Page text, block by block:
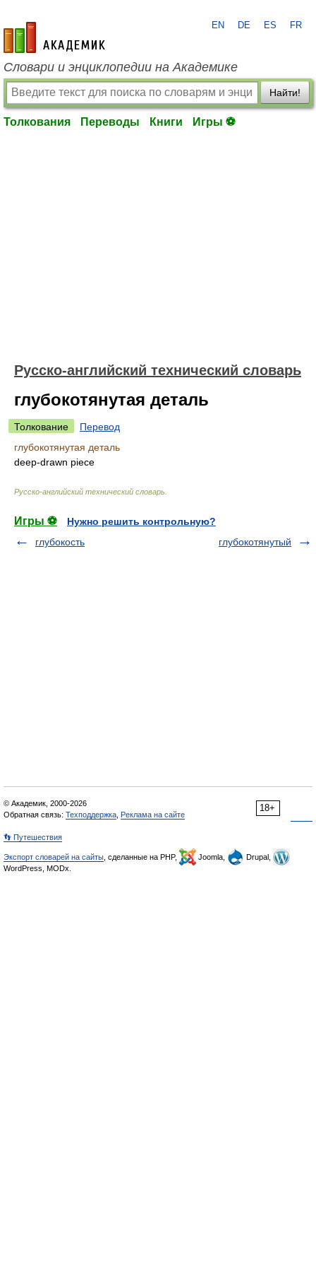
academic.ru
EN DE ES FR
Словари и энциклопедии на Академике
Найти!
Толкования Переводы Книги Игры ⚽
Русско-английский технический словарь
глубокотянутая деталь
Толкование
Перевод
глубокотянутая деталь
deep-drawn piece
Русско-английский технический словарь
Игры ⚽
Нужно решить контрольную?
глубокость
глубокотянутый
18+
© Академик, 2000-2026
Обратная связь: Техподдержка Реклама на сайте
👣 Путешествия
Экспорт словарей на сайты , сделанные на PHP, Joomla,
Drupal,
WordPress, MODx.